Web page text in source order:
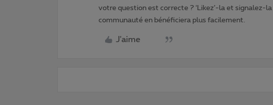
votre question est correcte ? ‘Likez’-la et signalez-la
communauté en bénéficiera plus facilement.
J'aime